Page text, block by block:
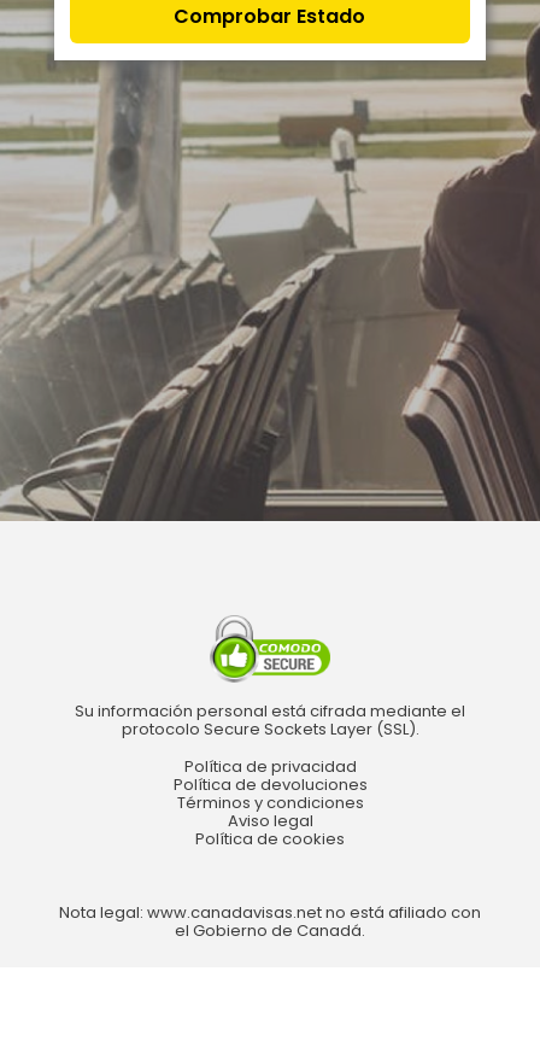
Comprobar Estado
Su información personal está cifrada mediante el
protocolo Secure Sockets Layer (SSL).
Política de privacidad
Política de devoluciones
Términos y condiciones
Aviso legal
Política de cookies
Nota legal: www.canadavisas.net no está afiliado con
el Gobierno de Canadá.